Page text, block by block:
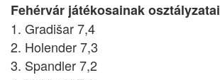
Fehérvár játékosainak osztályzatai
1. Gradišar 7,4
2. Holender 7,3
3. Spandler 7,2